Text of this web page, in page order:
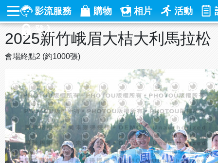
影流服務 購物 相片 活動
登入
2025新竹峨眉大桔大利馬拉松
會場終點2 (約1000張)